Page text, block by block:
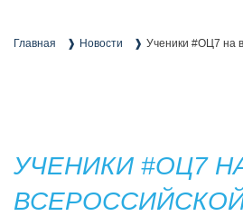
Главная Новости Ученики #ОЦ7 на
УЧЕНИКИ #ОЦ7